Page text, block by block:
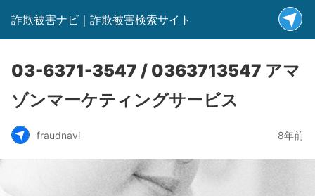
詐欺被害ナビ｜詐欺被害検索サイト
03-6371-3547 / 0363713547 アマ
ゾンマーケティングサービス
fraudnavi 8年前